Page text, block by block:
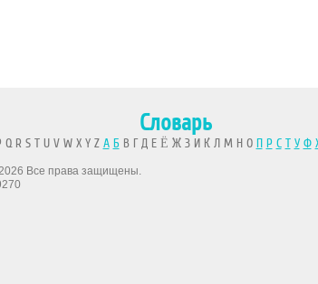
Словарь
R S T U V W X Y Z А БВ Г Д Е Ё Ж З И К Л М Н О П Р С Т У Ф
Все права защищены.